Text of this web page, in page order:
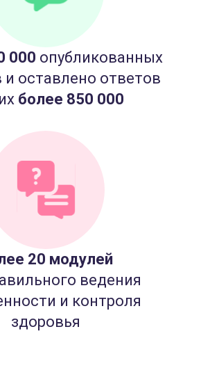
000 опубликованных
и оставлено ответов
более 850 000
20 модулей
ведения
и контроля
здоровья